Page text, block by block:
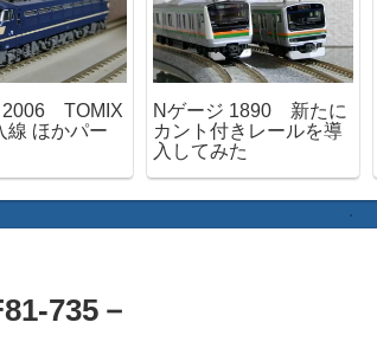
2006 TOMIX
線 ほかパー
Nゲージ 1890 新たに
カント付きレールを導
入してみた
735－